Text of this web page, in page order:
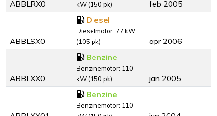
ABBLRX0
kW (150 pk)
feb 2005
ABBLSX0
Diesel
Dieselmotor: 77 kW
(105 pk)
apr 2006
ABBLXX0
Benzine
Benzinemotor: 110
kW (150 pk)
jan 2005
Benzine
Benzinemotor: 110